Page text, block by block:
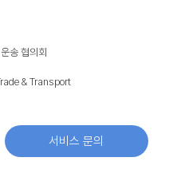
송 협의회
& Transport
서비스 문의